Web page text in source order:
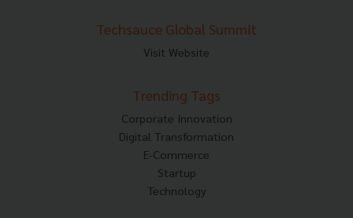
Techsauce Global Summit
Visit Website
Trending Tags
Corporate Innovation
Digital Transformation
E-Commerce
Startup
Technology